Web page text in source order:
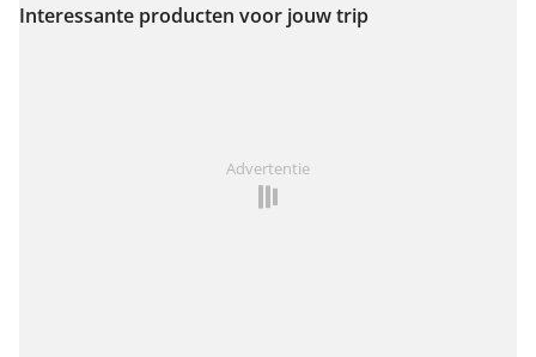
Bekijk op kaart
Interessante producten voor jouw trip
Advertentie